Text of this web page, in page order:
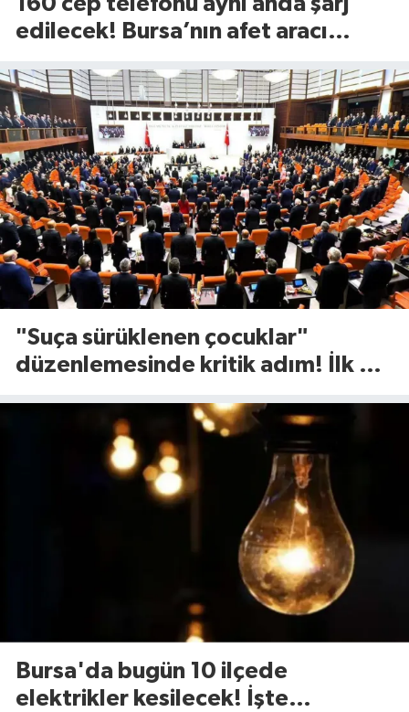
edilecek! Bursa’nın afet aracı
"Suça sürüklenen çocuklar"
düzenlemesinde kritik adım! İlk 2
Bursa'da bugün 10 ilçede
elektrikler kesilecek! İşte